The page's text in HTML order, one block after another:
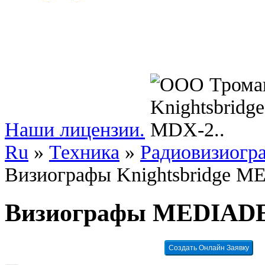
Наши лицензии.
Ru » Техника »
Визиографы Knightsbridge
Визиографы
Создать Онлайн Заявку